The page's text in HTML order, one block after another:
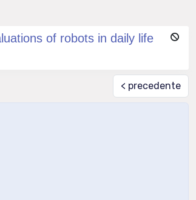
of robots in daily life
< precedente